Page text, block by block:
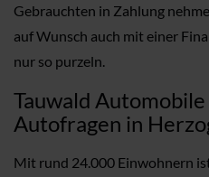
Gebrauchten in Zahlung
auf Wunsch auch mit einer
nur so purzeln.
Tauwald
Autofragen in
Mit rund 24.000 Einwohnern